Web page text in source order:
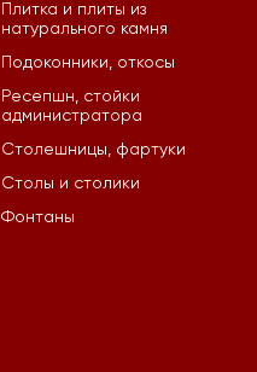
Плитка и плиты из
натурального камня
Подоконники, откосы
Ресепшн, стойки
администратора
Столешницы, фартуки
Столы и столики
Фонтаны